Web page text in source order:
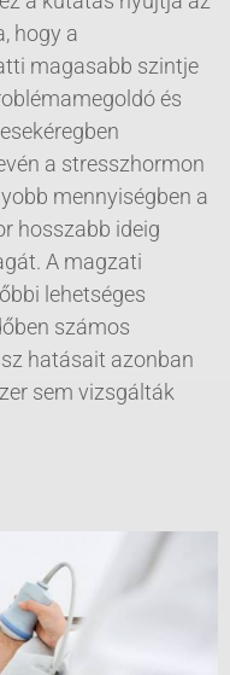
hogy a
magasabb szintje
és
a stresszhormon
mennyiségben a
hosszabb ideig
A magzati
lehetséges
számos
hatásait azonban
sem vizsgálták